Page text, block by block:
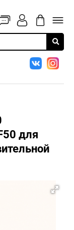
для